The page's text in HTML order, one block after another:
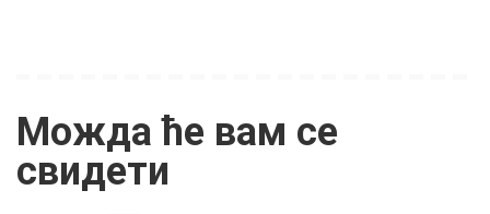
Можда ће вам се
свидети